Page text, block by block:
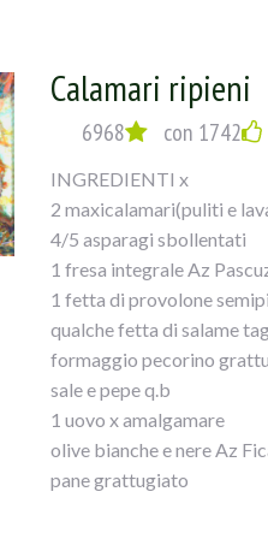
Calamari ripieni
6968 con 1742
INGREDIENTI x
2 maxicalamari(puliti e
4/5 asparagi sbollentati
1 fresa integrale Az
1 fetta di provolone
qualche fetta di salame
formaggio pecorino
sale e pepe q.b
1 uovo x amalgamare
olive bianche e nere Az
pane grattugiato